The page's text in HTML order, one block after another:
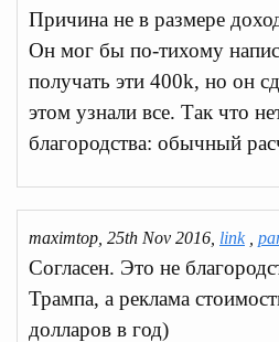
Причина не в размере
Он мог бы по-тихому
получать эти 400k, но он
этом узнали все. Так что
благородства: обычный
maximtop, 25th Nov 2016, link,
Согласен. Это не
Трампа, а реклама
долларов в год)